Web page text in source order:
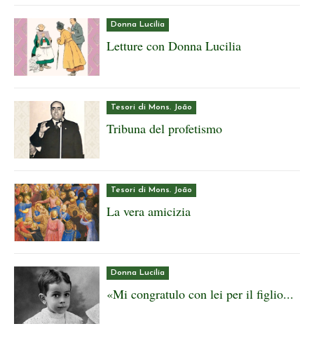
Donna Lucilia
Letture con Donna Lucilia
Tesori di Mons. João
Tribuna del profetismo
Tesori di Mons. João
La vera amicizia
Donna Lucilia
«Mi congratulo con lei per il figlio...